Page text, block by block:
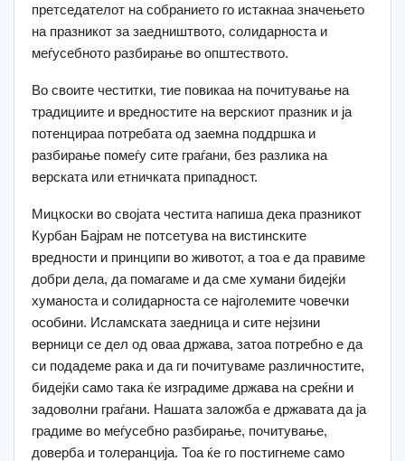
претседателот на собранието го истакнаа значењето
на празникот за заедништвото, солидарноста и
меѓусебното разбирање во општеството.
Во своите честитки, тие повикаа на почитување на
традициите и вредностите на верскиот празник и ја
потенцираа потребата од заемна поддршка и
разбирање помеѓу сите граѓани, без разлика на
верската или етничката припадност.
Мицкоски во својата честита напиша дека празникот
Курбан Бајрам не потсетува на вистинските
вредности и принципи во животот, а тоа е да правиме
добри дела, да помагаме и да сме хумани бидејќи
хуманоста и солидарноста се најголемите човечки
особини. Исламската заедница и сите нејзини
верници се дел од оваа држава, затоа потребно е да
си подадеме рака и да ги почитуваме различностите,
бидејќи само така ќе изградиме држава на среќни и
задоволни граѓани. Нашата заложба е државата да ја
градиме во меѓусебно разбирање, почитување,
доверба и толеранција. Тоа ќе го постигнеме само